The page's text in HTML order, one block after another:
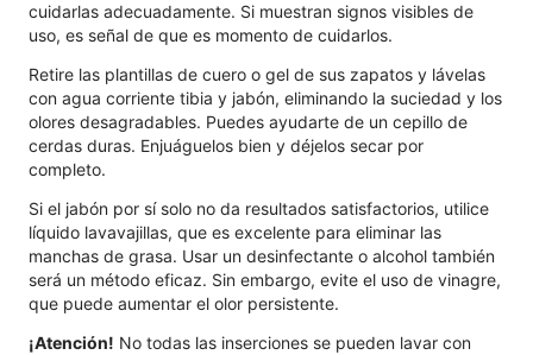
cuidarlas adecuadamente. Si muestran signos visibles de
uso, es señal de que es momento de cuidarlos.
Retire las plantillas de cuero o gel de sus zapatos y lávelas
con agua corriente tibia y jabón, eliminando la suciedad y los
olores desagradables. Puedes ayudarte de un cepillo de
cerdas duras. Enjuáguelos bien y déjelos secar por
completo.
Si el jabón por sí solo no da resultados satisfactorios, utilice
líquido lavavajillas, que es excelente para eliminar las
manchas de grasa. Usar un desinfectante o alcohol también
será un método eficaz. Sin embargo, evite el uso de vinagre,
que puede aumentar el olor persistente.
¡Atención! No todas las inserciones se pueden lavar con